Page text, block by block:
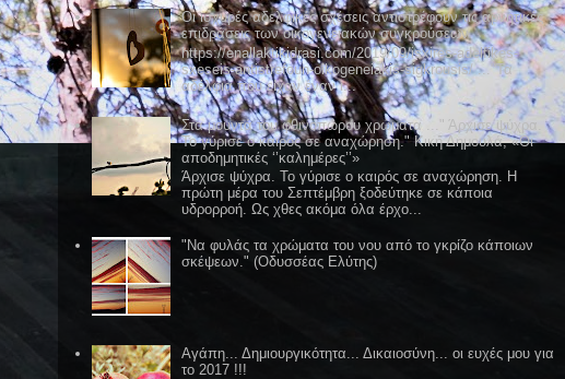
Οι ισχυρές αδελφικές σχέσεις αντιστρέφουν τις αρνητικές
επιδράσεις των οικογενειακών συγκρούσεων
https://enallaktikidrasi.com/2019/09/isxires-adelfikes-
sxeseis-antistrefoun-oikogeneiakis-sigkrousis/ ..."Τα
αδέλφια που είχαν έναν ι...
Στα μουντά του φθινοπώρου χρώματα ..." Άρχισε ψύχρα.
Το γύρισε ο καιρός σε αναχώρηση." Κική Δημουλά, «Οι
αποδημητικές ‘’καλημέρες’’»
Άρχισε ψύχρα. Το γύρισε ο καιρός σε αναχώρηση. Η
πρώτη μέρα του Σεπτέμβρη ξοδεύτηκε σε κάποια
υδρορροή. Ως χθες ακόμα όλα έρχο...
"Να φυλάς τα χρώματα του νου από το γκρίζο κάποιων
σκέψεων." (Οδυσσέας Ελύτης)
Αγάπη... Δημιουργικότητα... Δικαιοσύνη... οι ευχές μου για
το 2017 !!!